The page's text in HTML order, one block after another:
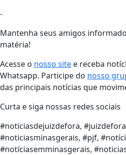
-
Mantenha seus amigos
matéria!
Acesse o nosso site e receba
Whatsapp. Participe do nosso
das principais notícias que
Curta e siga nossas redes sociais
#noticiasdejuizdefora,
#noticiasminasgerais, #pjf,
#notíciasemminasgerais,